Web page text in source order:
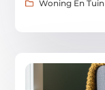
Woning En Tuin